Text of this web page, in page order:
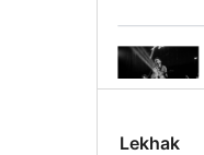
Lekhak